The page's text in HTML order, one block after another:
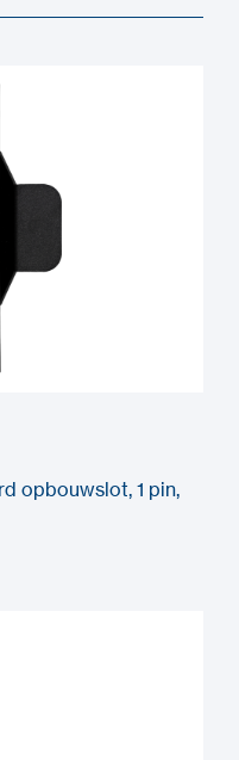
opbouwslot, 1 pin,